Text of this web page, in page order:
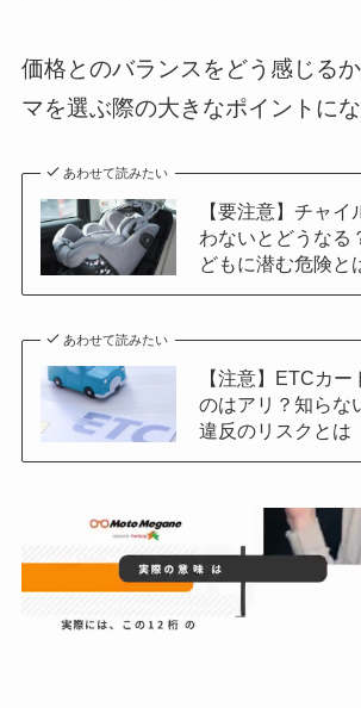
価格とのバランスをどう感じる
マを選ぶ際の大きなポイントにな
あわせて読みたい
【要注意】チャ
わないとどうなる
どもに潜む危険と
あわせて読みたい
【注意】ETCカ
のはアリ？知らな
違反のリスクとは